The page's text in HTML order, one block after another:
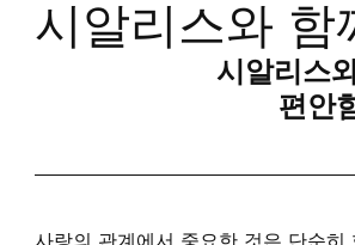
시알리스 프릴리지 필름형센
시알리스와 함
시알리스
편안
사랑의 관계에서 중요한 것은 단순